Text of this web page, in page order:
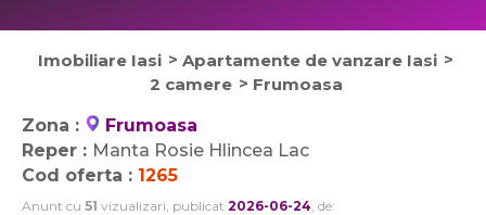
Imobiliare Iasi
Apartamente de vanzare Iasi
2 camere
Frumoasa
Zona :
Frumoasa
Reper : Manta Rosie Hlincea Lac
Cod oferta : 1265
Anunt cu 51 vizualizari, publicat 2026-06-24, de: